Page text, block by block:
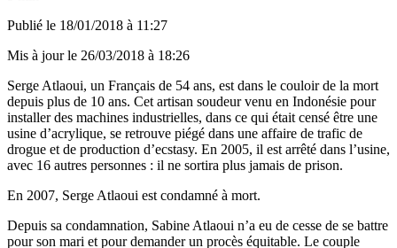
Publié le 18/01/2018 à 11:27
Mis à jour le 26/03/2018 à 18:26
Serge Atlaoui, un Français de 54 ans, est dans le couloir de la mort
depuis plus de 10 ans. Cet artisan soudeur venu en Indonésie pour
installer des machines industrielles, dans ce qui était censé être une
usine d’acrylique, se retrouve piégé dans une affaire de trafic de
drogue et de production d’ecstasy. En 2005, il est arrêté dans l’usine,
avec 16 autres personnes : il ne sortira plus jamais de prison.
En 2007, Serge Atlaoui est condamné à mort.
Depuis sa condamnation, Sabine Atlaoui n’a eu de cesse de se battre
pour son mari et pour demander un procès équitable. Le couple